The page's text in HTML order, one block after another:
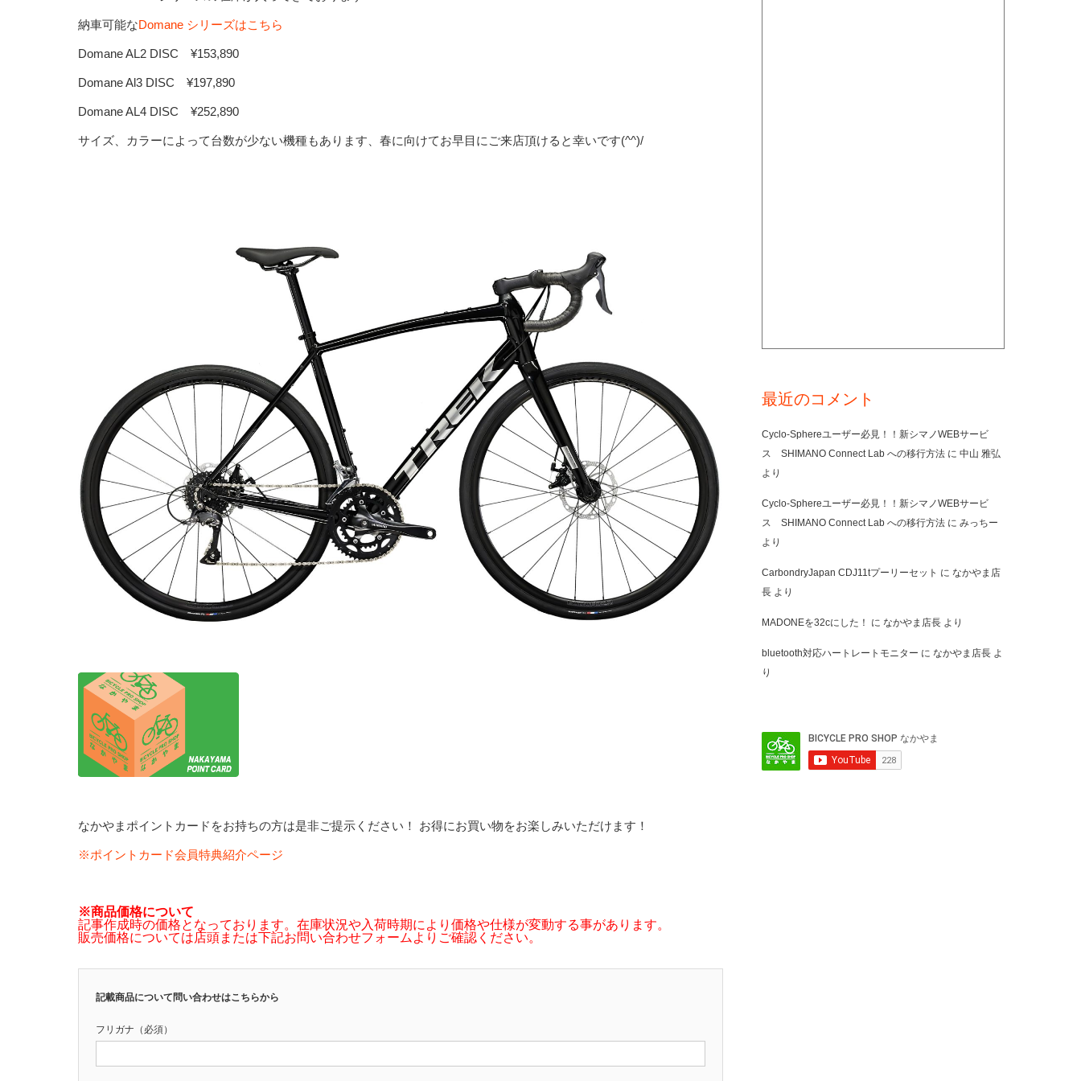
納車可能なDomane シリーズはこちら
Domane AL2 DISC ¥153,890
Domane Al3 DISC ¥197,890
Domane AL4 DISC ¥252,890
サイズ、カラーによって台数が少ない機種もあります、春に向けてお早目にご来店頂けると幸いです(^^)/
なかやまポイントカードをお持ちの方は是非ご提示ください！ お得にお買い物をお楽しみいただけます！
※ポイントカード会員特典紹介ページ
※商品価格について
記事作成時の価格となっております。在庫状況や入荷時期により価格や仕様が変動する事があります。
販売価格については店頭または下記お問い合わせフォームよりご確認ください。
記載商品について問い合わせはこちらから
フリガナ（必須）
最近のコメント
Cyclo-Sphereユーザー必見！！新シマノWEBサービ
ス SHIMANO Connect Lab への移行方法 に 中山 雅弘
より
Cyclo-Sphereユーザー必見！！新シマノWEBサービ
ス SHIMANO Connect Lab への移行方法 に みっちー
より
CarbondryJapan CDJ11tプーリーセット に なかやま店
長 より
MADONEを32cにした！ に なかやま店長 より
bluetooth対応ハートレートモニター に なかやま店長 よ
り